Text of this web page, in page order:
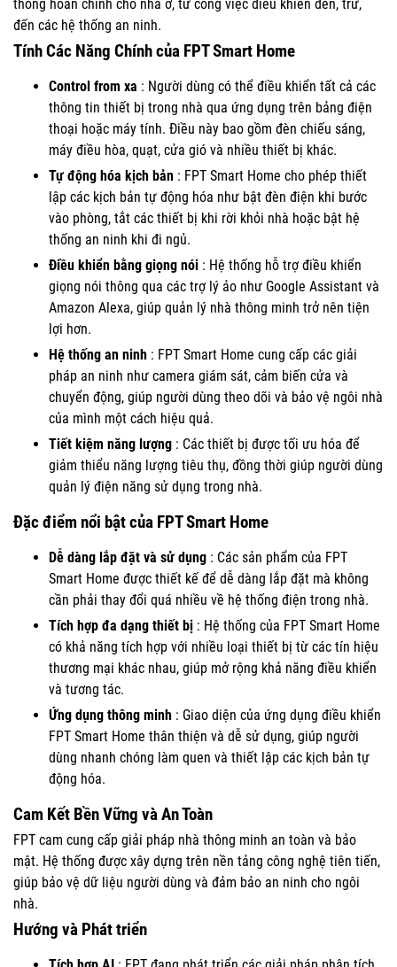
thống hoàn chỉnh cho nhà ở, từ công việc điều khiển đèn, trừ,
đến các hệ thống an ninh.
Tính Các Năng Chính của FPT Smart Home
Control from xa : Người dùng có thể điều khiển tất cả các
thông tin thiết bị trong nhà qua ứng dụng trên bảng điện
thoại hoặc máy tính. Điều này bao gồm đèn chiếu sáng,
máy điều hòa, quạt, cửa gió và nhiều thiết bị khác.
Tự động hóa kịch bản : FPT Smart Home cho phép thiết
lập các kịch bản tự động hóa như bật đèn điện khi bước
vào phòng, tắt các thiết bị khi rời khỏi nhà hoặc bật hệ
thống an ninh khi đi ngủ.
Điều khiển bằng giọng nói : Hệ thống hỗ trợ điều khiển
giọng nói thông qua các trợ lý ảo như Google Assistant và
Amazon Alexa, giúp quản lý nhà thông minh trở nên tiện
lợi hơn.
Hệ thống an ninh : FPT Smart Home cung cấp các giải
pháp an ninh như camera giám sát, cảm biến cửa và
chuyển động, giúp người dùng theo dõi và bảo vệ ngôi nhà
của mình một cách hiệu quả.
Tiết kiệm năng lượng : Các thiết bị được tối ưu hóa để
giảm thiểu năng lượng tiêu thụ, đồng thời giúp người dùng
quản lý điện năng sử dụng trong nhà.
Đặc điểm nổi bật của FPT Smart Home
Dễ dàng lắp đặt và sử dụng : Các sản phẩm của FPT
Smart Home được thiết kế để dễ dàng lắp đặt mà không
cần phải thay đổi quá nhiều về hệ thống điện trong nhà.
Tích hợp đa dạng thiết bị : Hệ thống của FPT Smart Home
có khả năng tích hợp với nhiều loại thiết bị từ các tín hiệu
thương mại khác nhau, giúp mở rộng khả năng điều khiển
và tương tác.
Ứng dụng thông minh : Giao diện của ứng dụng điều khiển
FPT Smart Home thân thiện và dễ sử dụng, giúp người
dùng nhanh chóng làm quen và thiết lập các kịch bản tự
động hóa.
Cam Kết Bền Vững và An Toàn
FPT cam cung cấp giải pháp nhà thông minh an toàn và bảo
mật. Hệ thống được xây dựng trên nền tảng công nghệ tiên tiến,
giúp bảo vệ dữ liệu người dùng và đảm bảo an ninh cho ngôi
nhà.
Hướng và Phát triển